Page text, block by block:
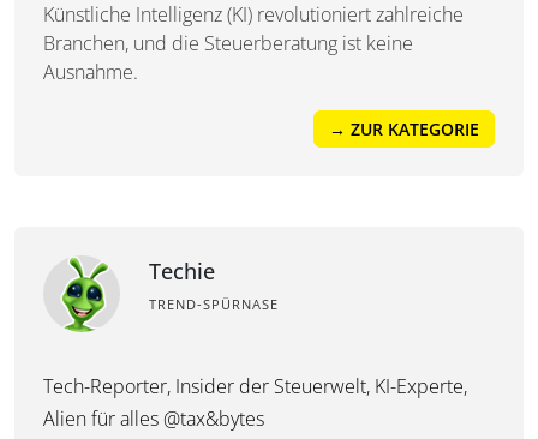
Künstliche Intelligenz (KI) revolutioniert zahlreiche
Branchen, und die Steuerberatung ist keine
Ausnahme.
→ ZUR KATEGORIE
Techie
TREND-SPÜRNASE
Tech-Reporter, Insider der Steuerwelt, KI-Experte,
Alien für alles @tax&bytes